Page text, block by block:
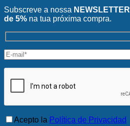
Subscreve a nossa NEWSLETTER
de 5% na tua próxima compra.
Acepto la Política de Privacidad